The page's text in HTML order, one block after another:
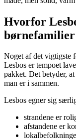
Hvorfor
børnefamilier
Noget af det vigtigste
Lesbos er tempoet
pakket. Det betyder,
man er i sammen.
Lesbos egner sig
strandene er
afstandene er